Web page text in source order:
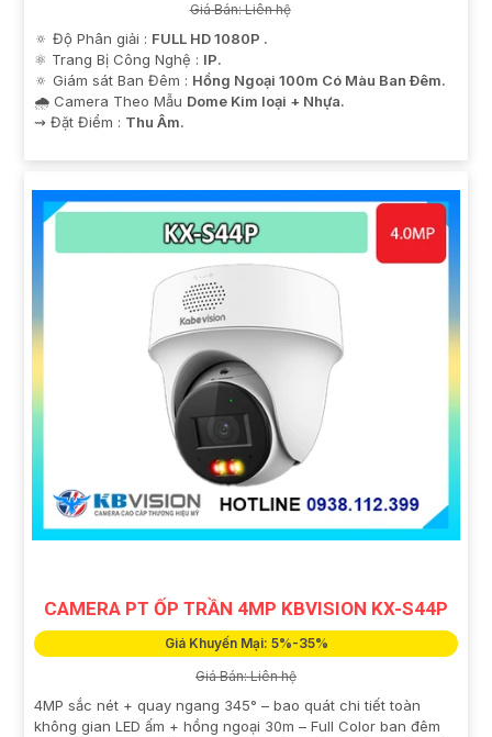
Giá Bán: Liên hệ
🔅 Độ Phân giải : FULL HD 1080P .
⚛️ Trang Bị Công Nghệ : IP.
🔅 Giám sát Ban Đêm : Hồng Ngoại 100m Có Màu Ban Ðêm.
🌧️ Camera Theo Mẫu Dome Kim loại + Nhựa.
️⇝ Đặt Điểm : Thu Âm.
CAMERA PT ỐP TRẦN 4MP KBVISION KX-S44P
Giá Khuyến Mại: 5%-35%
Giá Bán: Liên hệ
4MP sắc nét + quay ngang 345° – bao quát chi tiết toàn
không gian LED ấm + hồng ngoại 30m – Full Color ban đêm